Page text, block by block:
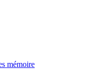
mémoire